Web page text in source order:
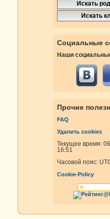
Социальные
Наши
Прочие
FAQ
Удалить cookies
Текущее время:
16:51
Часовой пояс:
Cookie-Policy